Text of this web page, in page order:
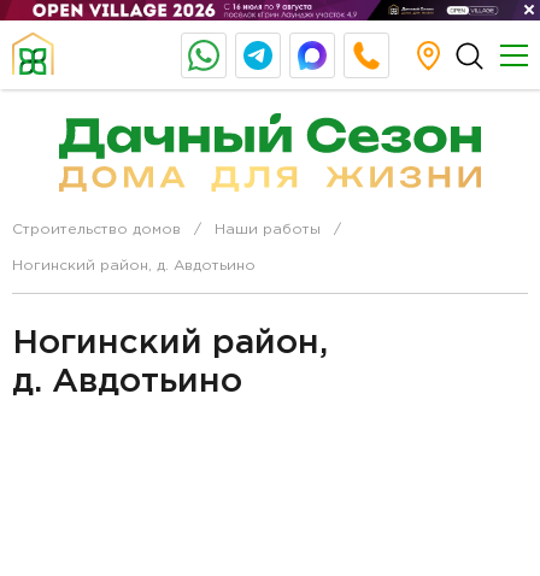
Строительство домов Наши работы
Ногинский район, д. Авдотьино
Ногинский район,
д. Авдотьино